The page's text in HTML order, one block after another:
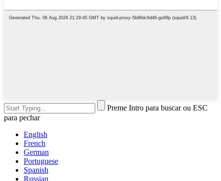
Preme Intro para buscar ou ESC
para pechar
English
French
German
Portuguese
Spanish
Russian